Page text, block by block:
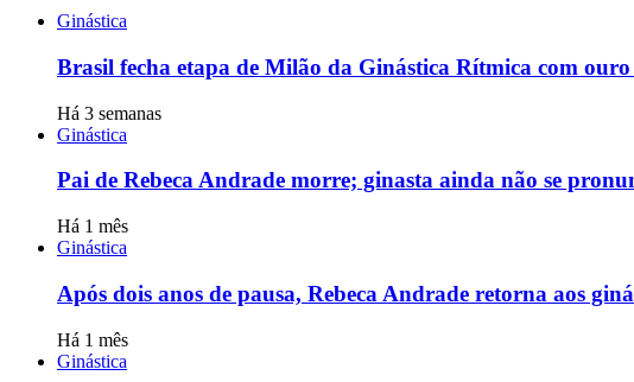
Ginástica
Brasil fecha etapa de Milão da Ginástica Rítmica com
Há 3 semanas
Ginástica
Pai de Rebeca Andrade morre; ginasta ainda não se
Há 1 mês
Ginástica
Após dois anos de pausa, Rebeca Andrade retorna aos
Há 1 mês
Ginástica